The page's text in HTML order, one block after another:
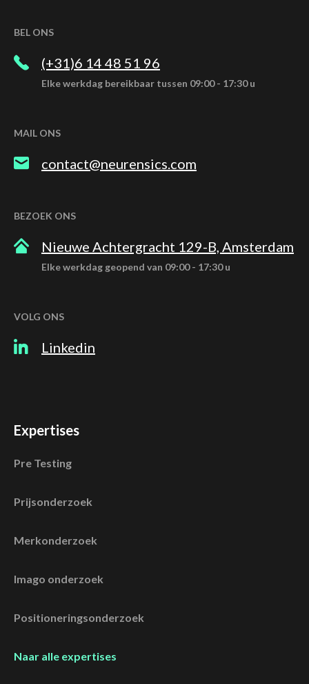
BEL ONS
(+31)6 14 48 51 96
Elke werkdag bereikbaar tussen 09:00 - 17:30 u
MAIL ONS
contact@neurensics.com
BEZOEK ONS
Nieuwe Achtergracht 129-B, Amsterdam
Elke werkdag geopend van 09:00 - 17:30 u
VOLG ONS
Linkedin
Expertises
Pre Testing
Prijsonderzoek
Merkonderzoek
Imago onderzoek
Positioneringsonderzoek
Naar alle expertises